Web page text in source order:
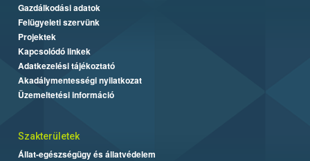
Gazdálkodási adatok
Felügyeleti szervünk
Projektek
Kapcsolódó linkek
Adatkezelési tájékoztató
Akadálymentességi nyilatkozat
Üzemeltetési információ
Szakterületek
Állat-egészségügy és állatvédelem